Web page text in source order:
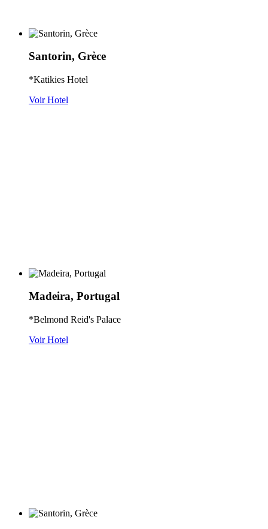
Santorin, Grèce
*Katikies Hotel
Voir Hotel
Madeira, Portugal
*Belmond Reid's Palace
Voir Hotel